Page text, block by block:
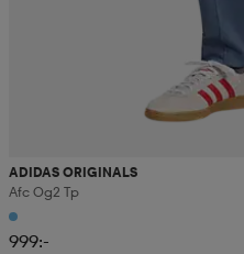
ADIDAS ORIGINALS
Afc Og2 Tp
999:-